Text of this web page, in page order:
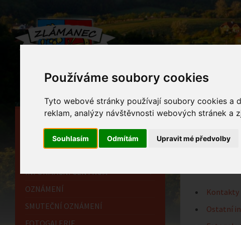
Používáme soubory cookies
Tyto webové stránky používají soubory cookies a
reklam, analýzy návštěvnosti webových stránek a
Souhlasím Odmítám Upravit mé předvolby
Kontakty
Ostatní
HLAVNÍ STRÁNKA
OBECNÍ ÚŘAD
INFORMAČNÍ CENTRUM
OZNÁMENÍ
SMUTEČNÍ OZNÁMENÍ
FOTOGALERIE